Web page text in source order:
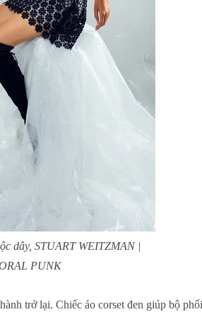
dây, STUART WEITZMAN |
PUNK
trở lại. Chiếc áo corset đen giúp bộ